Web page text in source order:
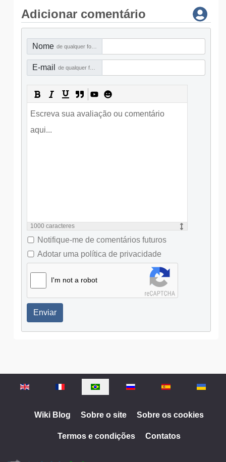
Adicionar comentário
Nome
E-mail
1000 caracteres
Notifique-me de comentários futuros
Adotar uma política de privacidade
I'm not a robot
Enviar
Selecione o seu idioma
Wiki Blog Sobre o site Sobre os cookies
Termos e condições Contatos